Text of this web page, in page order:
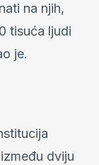
na njih,
tisuća ljudi
je.
dviju